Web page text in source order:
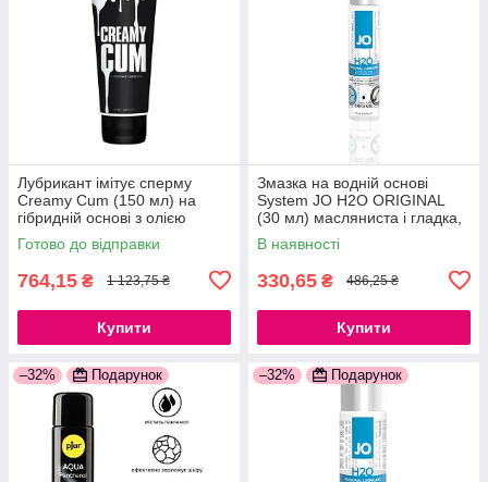
Лубрикант імітує сперму
Creamy Cum (150 мл) на
гібридній основі з олією
звіробою 777Store.com.ua
Готово до відправки
764,15 ₴ 1 123,75 ₴
Купити
Змазка на водній основі
System JO H2O ORIGINAL
(30 мл) масляниста і гладка,
рослинний гліцерин
777Store.com.ua
В наявності
330,65 ₴ 486,25 ₴
Купити
–32% Подарунок –32% Подарунок